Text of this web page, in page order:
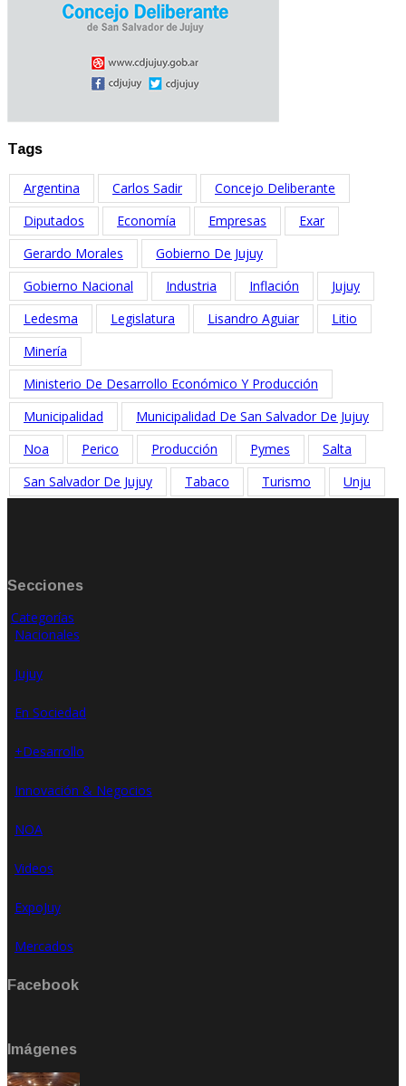
Tags
Argentina Carlos Sadir
Concejo Deliberante
Diputados
Economía Empresas
Exar
Gerardo Morales
Gobierno De Jujuy
Gobierno Nacional
Industria Inflación
Jujuy
Ledesma
Legislatura Lisandro Aguiar
Litio
Minería
Ministerio De Desarrollo Económico Y Producción
Municipalidad
Municipalidad De San Salvador De Jujuy
Noa
Perico Producción Pymes
Salta
San Salvador De Jujuy
Tabaco Turismo Unju
Secciones
Categorías
Nacionales
Jujuy
En Sociedad
+Desarrollo
Innovación & Negocios
NOA
Videos
ExpoJuy
Mercados
Facebook
Imágenes